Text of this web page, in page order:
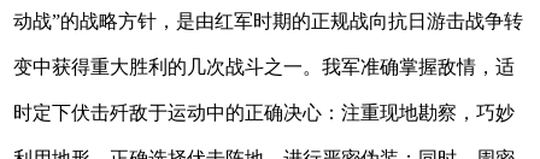
动战”的战略方针，是由红军时期的正规战向抗日游击战争转
变中获得重大胜利的几次战斗之一。我军准确掌握敌情，适
时定下伏击歼敌于运动中的正确决心：注重现地勘察，巧妙